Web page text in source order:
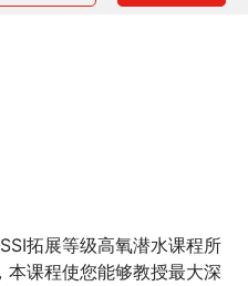
拓展等级高氧潜水课程所
课程使您能够教授最大深